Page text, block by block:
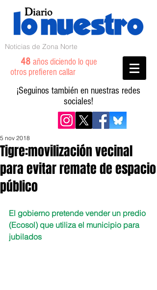
Noticias de Zona Norte
48 años diciendo lo que
otros prefieren callar
¡Seguinos también en nuestras redes
sociales!
Tigre:movilización vecinal
para evitar remate de espacio
público
5 nov 2018
El gobierno pretende vender un predio
(Ecosol) que utiliza el municipio para
jubilados